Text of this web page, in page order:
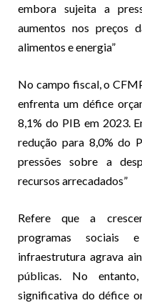
embora sujeita a
aumentos nos preços
alimentos e energia”
No campo fiscal, o
enfrenta um défice
8,1% do PIB em 2023.
redução para 8,0% do
pressões sobre a
recursos arrecadados”
Refere que a
programas sociais
infraestrutura agrava
públicas. No
significativa do défice